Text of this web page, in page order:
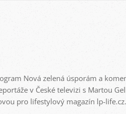
Nová zelená úsporám a
v České televizi s Martou
pro lifestylový magazín lp-life.cz.